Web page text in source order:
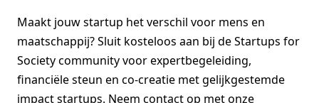
Maakt jouw startup het verschil voor mens en
maatschappij? Sluit kosteloos aan bij de Startups for
Society community voor expertbegeleiding,
financiële steun en co-creatie met gelijkgestemde
impact startups. Neem contact op met onze